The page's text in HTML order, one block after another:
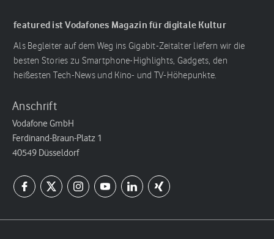
featured ist Vodafones Magazin für digitale Kultur
Als Begleiter auf dem Weg ins Gigabit-Zeitalter liefern wir die
besten Stories zu Smartphone-Highlights, Gadgets, den
heißesten Tech-News und Kino- und TV-Höhepunkte.
Anschrift
Vodafone GmbH
Ferdinand-Braun-Platz 1
40549 Düsseldorf